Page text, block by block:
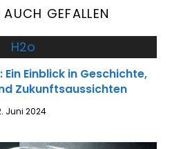
GEFALLEN
Einblick in Geschichte,
Zukunftsaussichten
Juni 2024